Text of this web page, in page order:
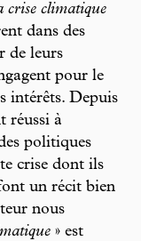
crise climatique
dans des
de leurs
pour le
intérêts. Depuis
réussi à
politiques
crise dont ils
un récit bien
nous
» est